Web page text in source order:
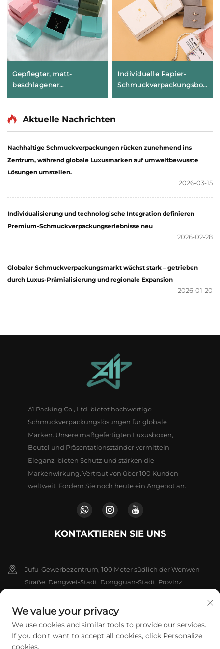
Gepflegter, matt-
beschlagener
geometrischem Karton
avantgardistische
Identitätsverpackung
Individuelle Papier-
Schmuckverpackungsbox
geprägtem/geprägt-
tiefem Logo
Aktuelle Nachrichten
Nachhaltige Schmuckverpackungen rücken zunehmend ins
Zentrum, während globale Luxusmarken auf umweltbewusste
Lösungen umstellen.
2026-03-15
Individualisierung und technologische Integration definieren
Premium-Schmuckverpackungserlebnisse neu
2026-02-28
Globaler Schmuckverpackungsmarkt wächst stark – getrieben
durch Luxus-Prämialisierung und regionale Expansion
2026-01-20
A1 Packing Co., Ltd. bietet hochwertige
Schmuckverpackungslösungen für globale
Marken. Unsere maßgefertigten Luxusboxen,
Beutel und Präsentationsständer vermitteln
Eleganz, bieten Schutz und stärken die
Markenwirkung. Vertraut von über 100 Kunden
weltweit. Fordern Sie noch heute ein Angebot an.
KONTAKTIEREN SIE UNS
Jufu-Gewerbezentrum, 100 Meter südlich der Wenwen-
Straße, Dengwei-Stadt, Dongguan-Stadt, Provinz
+86-18802602550
[email protected]
We value your privacy
We use cookies and similar tools to provide our services.
If you don't want to accept all cookies, click Personalize
cookies.